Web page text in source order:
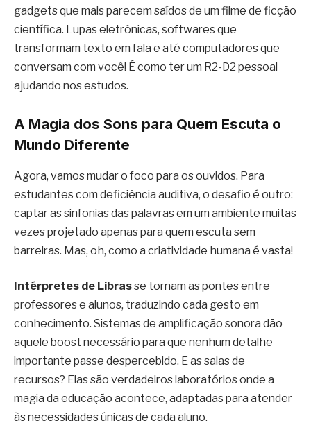
gadgets que mais parecem saídos de um filme de ficção
científica. Lupas eletrônicas, softwares que
transformam texto em fala e até computadores que
conversam com você! É como ter um R2-D2 pessoal
ajudando nos estudos.
A Magia dos Sons para Quem Escuta o
Mundo Diferente
Agora, vamos mudar o foco para os ouvidos. Para
estudantes com deficiência auditiva, o desafio é outro:
captar as sinfonias das palavras em um ambiente muitas
vezes projetado apenas para quem escuta sem
barreiras. Mas, oh, como a criatividade humana é vasta!
Intérpretes de Librasse tornam as pontes entre
professores e alunos, traduzindo cada gesto em
conhecimento. Sistemas de amplificação sonora dão
aquele boost necessário para que nenhum detalhe
importante passe despercebido. E as salas de
recursos? Elas são verdadeiros laboratórios onde a
magia da educação acontece, adaptadas para atender
às necessidades únicas de cada aluno.